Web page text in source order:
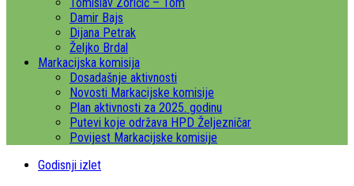
Damir Bajs
Dijana Petrak
Željko Brdal
Markacijska komisija
Dosadašnje aktivnosti
Novosti Markacijske komisije
Plan aktivnosti za 2025. godinu
Putevi koje održava HPD Željezničar
Povijest Markacijske komisije
Godisnji izlet